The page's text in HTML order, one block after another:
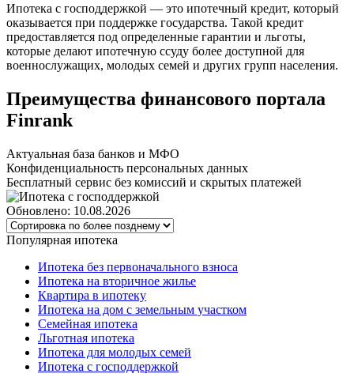
Ипотека с господдержкой — это ипотечный кредит, который
оказывается при поддержке государства. Такой кредит
предоставляется под определенные гарантии и льготы,
которые делают ипотечную ссуду более доступной для
военнослужащих, молодых семей и других групп населения.
Преимущества финансового портала
Finrank
Актуальная база банков и МФО
Конфиденциальность персональных данных
Бесплатный сервис без комиссий и скрытых платежей
Обновлено: 10.08.2026
Популярная ипотека
Ипотека без первоначального взноса
Ипотека на вторичное жилье
Квартира в ипотеку
Ипотека на дом с земельным участком
Семейная ипотека
Льготная ипотека
Ипотека для молодых семей
Ипотека с господдержкой